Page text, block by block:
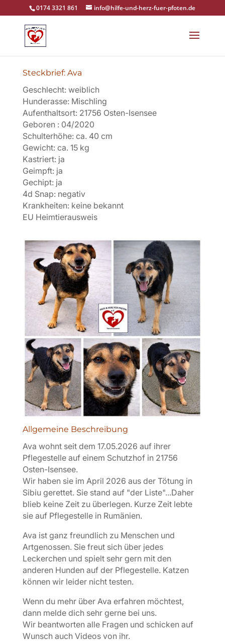
0174 3321 861 info@hilfe-und-herz-fuer-pfoten.de
Steckbrief: Ava
Geschlecht: weiblich
Hunderasse: Mischling
Aufenthaltsort: 21756 Osten-Isensee
Geboren : 04/2020
Schulterhöhe: ca. 40 cm
Gewicht: ca. 15 kg
Kastriert: ja
Geimpft: ja
Gechipt: ja
4d Snap: negativ
Krankheiten: keine bekannt
EU Heimtierausweis
Allgemeine Beschreibung
Ava wohnt seit dem 17.05.2026 auf ihrer
Pflegestelle auf einem Schutzhof in 21756
Osten-Isensee.
Wir haben sie im April 2026 aus der Tötung in
Sibiu gerettet. Sie stand auf "der Liste"...Daher
blieb keine Zeit zu überlegen. Kurze Zeit lebte
sie auf Pflegestelle in Rumänien.
Ava ist ganz freundlich zu Menschen und
Artgenossen. Sie freut sich über jedes
Leckerchen und spielt sehr gern mit den
anderen Hunden auf der Pflegestelle. Katzen
können wir leider nicht testen.
Wenn du mehr über Ava erfahren möchtest,
dann melde dich sehr gerne bei uns.
Wir beantworten alle Fragen und schicken auf
Wunsch auch Videos von ihr.